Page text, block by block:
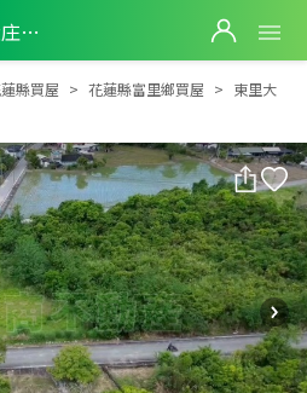
東里大庄建地
東里大庄建地
縣買屋 花蓮縣富里鄉買屋
東里大